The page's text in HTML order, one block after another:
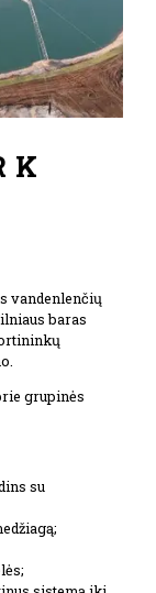
vandenlenčių
baras
grupinės
su